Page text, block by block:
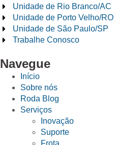
Unidade de Rio Branco/AC
Unidade de Porto Velho/RO
Unidade de São Paulo/SP
Trabalhe Conosco
Navegue
Início
Sobre nós
Roda Blog
Serviços
Inovação
Suporte
Frota